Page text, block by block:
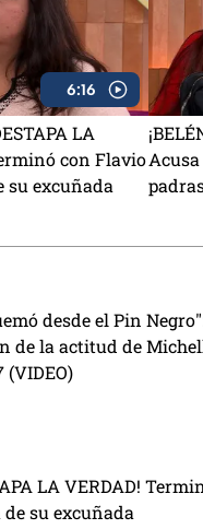
6:16
LA
con Flavio
su excuñada
desde el Pin
de la actitud de
(VIDEO)
LA VERDAD!
su excuñada